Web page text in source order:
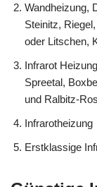
Wandheizung,
Steinitz,
oder Litschen,
Infrarot
Spreetal,
und Ralbitz-
Infrarotheizung
Erstklassige